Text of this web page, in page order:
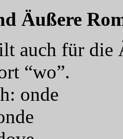
Äußere
auch für die
“wo”.
onde